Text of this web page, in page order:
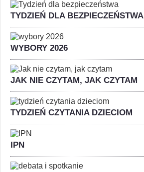
TYDZIEŃ DLA BEZPIECZEŃSTWA
WYBORY 2026
JAK NIE CZYTAM, JAK CZYTAM
TYDZIEŃ CZYTANIA DZIECIOM
IPN